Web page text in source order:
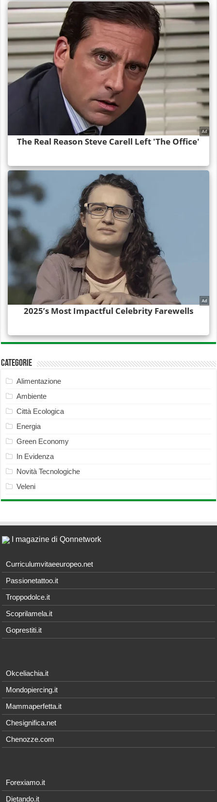
Categorie
Alimentazione
Ambiente
Città Ecologica
Energia
Green Economy
In Evidenza
Novità Tecnologiche
Veleni
I magazine di Qonnetwork
Curriculumvitaeeuropeo.net
Passionetattoo.it
Troppodolce.it
Scoprilamela.it
Goprestiti.it
Okceliachia.it
Mondopiercing.it
Mammaperfetta.it
Chesignifica.net
Chenozze.com
Forexiamo.it
Dietando.it